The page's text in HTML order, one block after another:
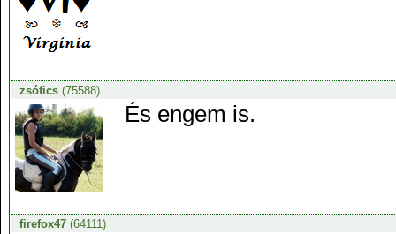
zsófics(75588)
És engem is.
firefox47(64111)